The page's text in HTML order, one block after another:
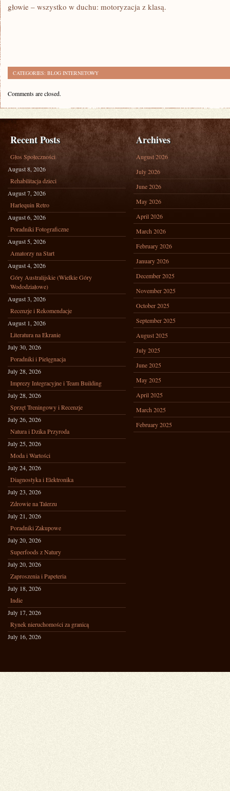
głowie – wszystko w duchu: motoryzacja z klasą.
CATEGORIES: BLOG INTERNETOWY
Comments are closed.
Recent Posts
Głos Społeczności
August 8, 2026
Rehabilitacja dzieci
August 7, 2026
Harlequin Retro
August 6, 2026
Poradniki Fotograficzne
August 5, 2026
Amatorzy na Start
August 4, 2026
Góry Australijskie (Wielkie Góry
Wododziałowe)
August 3, 2026
Recenzje i Rekomendacje
August 1, 2026
Literatura na Ekranie
July 30, 2026
Poradniki i Pielęgnacja
July 28, 2026
Imprezy Integracyjne i Team Building
July 28, 2026
Sprzęt Treningowy i Recenzje
July 26, 2026
Natura i Dzika Przyroda
July 25, 2026
Moda i Wartości
July 24, 2026
Diagnostyka i Elektronika
July 23, 2026
Zdrowie na Talerzu
July 21, 2026
Poradniki Zakupowe
July 20, 2026
Superfoods z Natury
July 20, 2026
Zaproszenia i Papeteria
July 18, 2026
Indie
July 17, 2026
Rynek nieruchomości za granicą
July 16, 2026
Archives
August 2026
July 2026
June 2026
May 2026
April 2026
March 2026
February 2026
January 2026
December 2025
November 2025
October 2025
September 2025
August 2025
July 2025
June 2025
May 2025
April 2025
March 2025
February 2025